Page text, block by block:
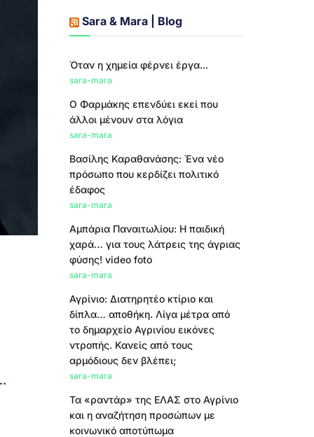
Sara & Mara | Blog
Όταν η χημεία φέρνει έργα...
sara-mara
Ο Φαρμάκης επενδύει εκεί που
άλλοι μένουν στα λόγια
sara-mara
Βασίλης Καραθανάσης: Ένα νέο
πρόσωπο που κερδίζει πολιτικό
έδαφος
sara-mara
Αμπάρια Παναιτωλίου: Η παιδική
χαρά… για τους λάτρεις της άγριας
φύσης! video foto
sara-mara
Αγρίνιο: Διατηρητέο κτίριο και
δίπλα… αποθήκη. Λίγα μέτρα από
το δημαρχείο Αγρινίου εικόνες
ντροπής. Κανείς από τους
αρμόδιους δεν βλέπει;
sara-mara
Τα «ραντάρ» της ΕΛΑΣ στο Αγρίνιο
και η αναζήτηση προσώπων με
κοινωνικό αποτύπωμα